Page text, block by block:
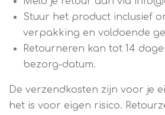
Stuur het product inclusief
verpakking en voldoende
Retourneren kan tot 14
bezorg-datum.
De verzendkosten zijn voor je
het is voor eigen risico.